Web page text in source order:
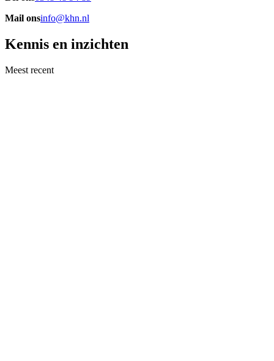
Mail onsinfo@khn.nl
Kennis en inzichten
Meest recent